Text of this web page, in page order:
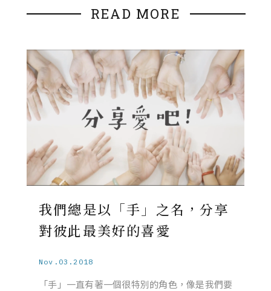
READ MORE
我們總是以「手」之名，分享
對彼此最美好的喜愛
Nov.03.2018
「手」一直有著一個很特別的角色，像是我們要